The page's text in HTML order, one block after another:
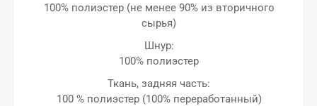
100% полиэстер (не менее 90% из вторичного
сырья)
Шнур:
100% полиэстер
Ткань, задняя часть:
100 % полиэстер (100% переработанный)